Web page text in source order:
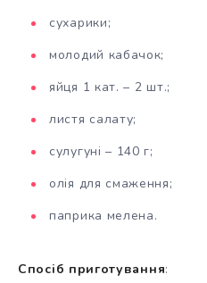
сухарики;
молодий кабачок;
яйця 1 кат. – 2 шт.;
листя салату;
сулугуні – 140 г;
олія для смаження;
паприка мелена.
Спосіб приготування: